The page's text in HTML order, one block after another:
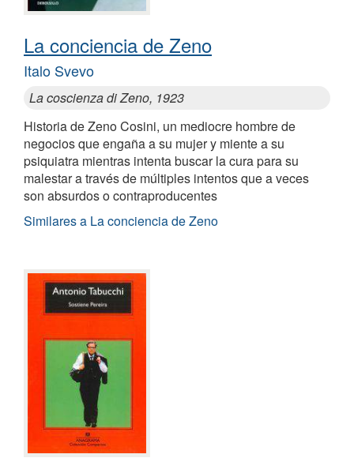
La conciencia de Zeno
Italo Svevo
La coscienza di Zeno, 1923
Historia de Zeno Cosini, un mediocre hombre de
negocios que engaña a su mujer y miente a su
psiquiatra mientras intenta buscar la cura para su
malestar a través de múltiples intentos que a veces
son absurdos o contraproducentes
Similares a La conciencia de Zeno